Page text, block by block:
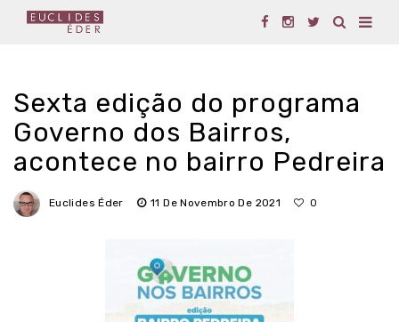
Sexta edição do programa
Governo dos Bairros,
acontece no bairro Pedreira
Euclides Éder 11 De Novembro De 2021 0